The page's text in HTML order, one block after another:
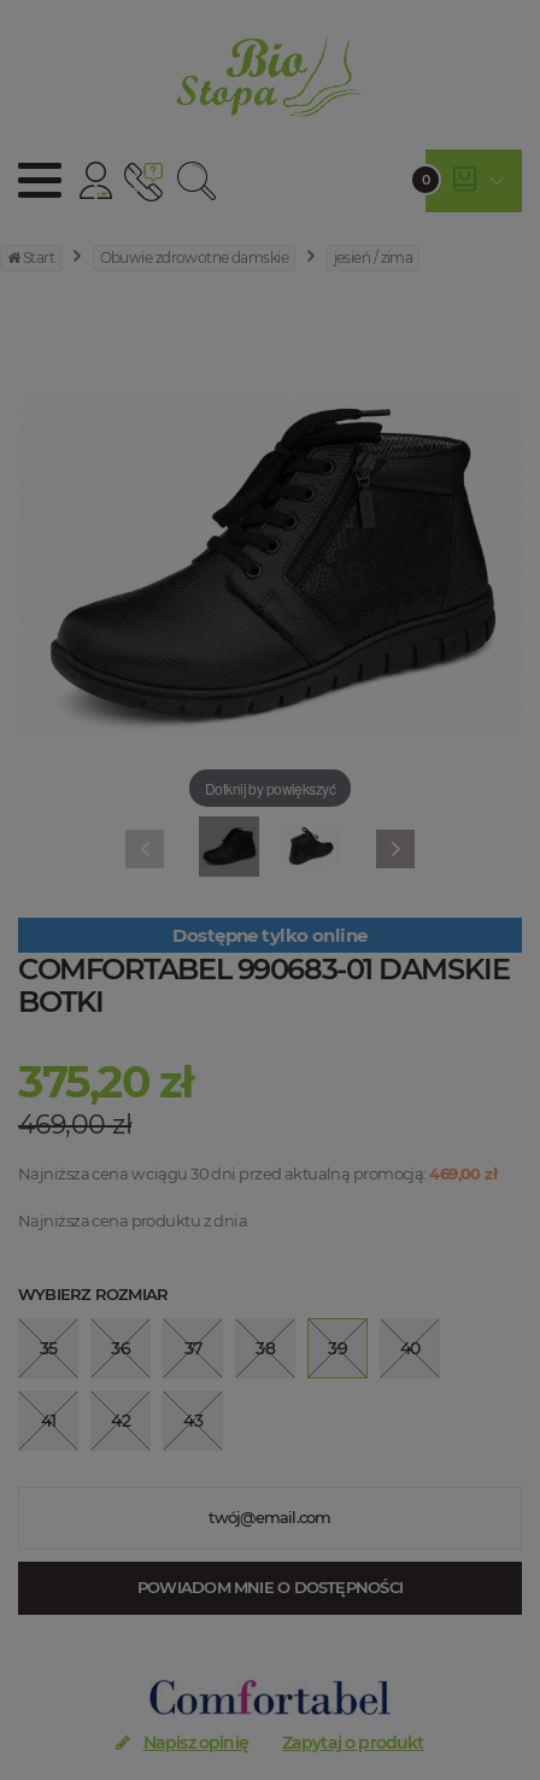
0
Start Obuwie zdrowotne damskie jesień / zima
Dotknij by powiększyć
Dostępne tylko online
COMFORTABEL 990683-01 DAMSKIE
BOTKI
375,20 zł
469,00 zł
Najniższa cena w ciągu 30 dni przed aktualną promocją:469,00 zł
Najniższa cena produktu z dnia
WYBIERZ ROZMIAR
35 36 37 38 39 40
41 42 43
POWIADOM MNIE O DOSTĘPNOŚCI
Napisz opinię Zapytaj o produkt